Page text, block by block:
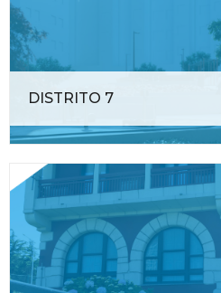
DISTRITO 7